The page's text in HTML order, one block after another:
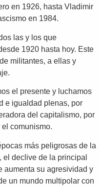
en 1926, hasta Vladimir
en 1984.
las y los que
1920 hasta hoy. Este
militantes, a ellas y
el presente y luchamos
e igualdad plenas, por
del capitalismo, por
comunismo.
más peligrosas de la
declive de la principal
aumenta su agresividad y
un mundo multipolar con